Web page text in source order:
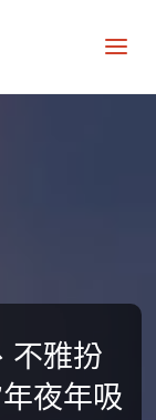
不雅扮
夜年吸